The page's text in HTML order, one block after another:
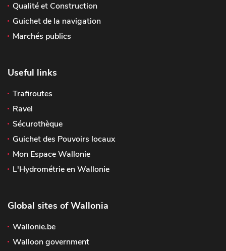
Qualité et Construction
Guichet de la navigation
Marchés publics
Useful links
Trafiroutes
Ravel
Sécurothèque
Guichet des Pouvoirs locaux
Mon Espace Wallonie
L'Hydrométrie en Wallonie
Global sites of Wallonia
Wallonie.be
Walloon government